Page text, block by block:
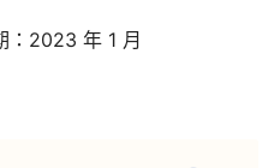
：2023 年 1 月